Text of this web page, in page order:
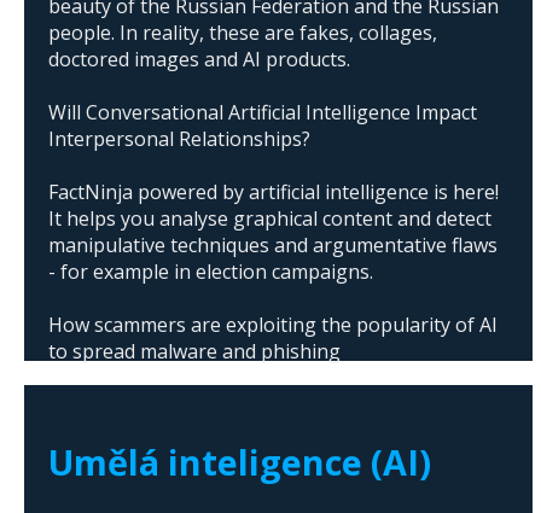
beauty of the Russian Federation and the Russian
people. In reality, these are fakes, collages,
doctored images and AI products.
Will Conversational Artificial Intelligence Impact
Interpersonal Relationships?
FactNinja powered by artificial intelligence is here!
It helps you analyse graphical content and detect
manipulative techniques and argumentative flaws
- for example in election campaigns.
How scammers are exploiting the popularity of AI
to spread malware and phishing
Umělá inteligence (AI)